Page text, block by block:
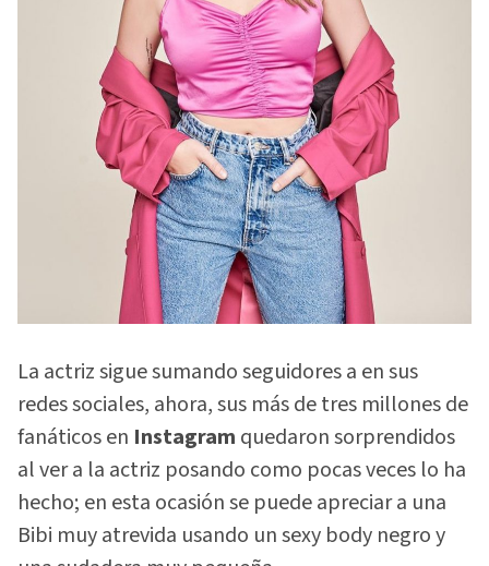
La actriz sigue sumando seguidores a en sus
redes sociales, ahora, sus más de tres millones de
fanáticos en Instagram quedaron sorprendidos
al ver a la actriz posando como pocas veces lo ha
hecho; en esta ocasión se puede apreciar a una
Bibi muy atrevida usando un sexy body negro y